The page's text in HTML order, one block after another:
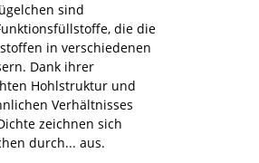
sind
die die
in verschiedenen
Dank ihrer
Hohlstruktur und
Verhältnisses
zeichnen sich
durch... aus.